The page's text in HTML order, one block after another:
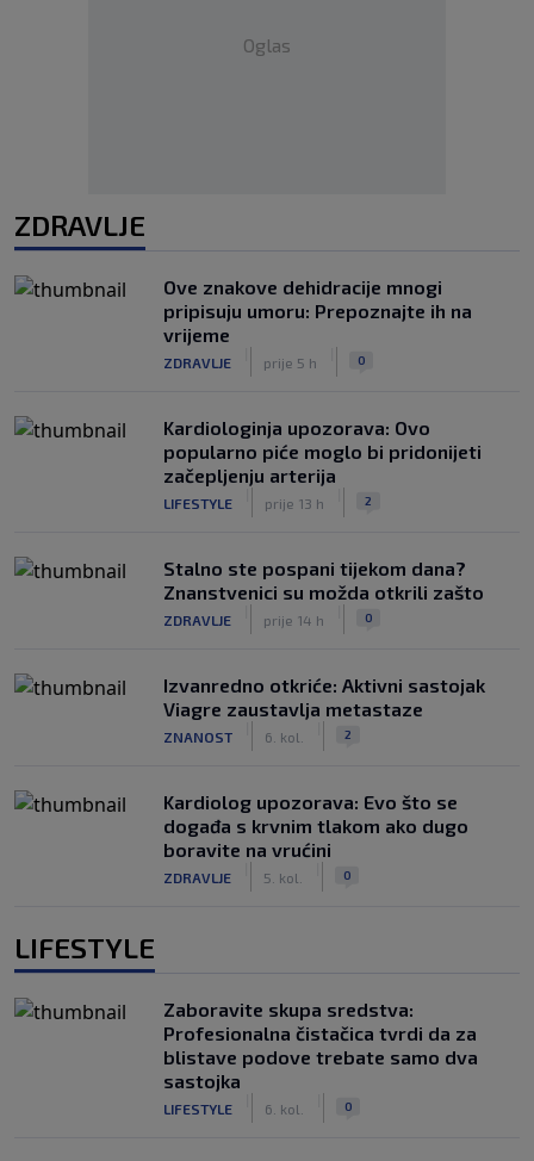
Oglas
ZDRAVLJE
Ove znakove dehidracije mnogi
pripisuju umoru: Prepoznajte ih na
vrijeme
ZDRAVLJE prije 5 h 0
Kardiologinja upozorava: Ovo
popularno piće moglo bi pridonijeti
začepljenju arterija
LIFESTYLE prije 13 h 2
Stalno ste pospani tijekom dana?
Znanstvenici su možda otkrili zašto
ZDRAVLJE prije 14 h 0
Izvanredno otkriće: Aktivni sastojak
Viagre zaustavlja metastaze
ZNANOST 6. kol. 2
Kardiolog upozorava: Evo što se
događa s krvnim tlakom ako dugo
boravite na vrućini
ZDRAVLJE 5. kol. 0
LIFESTYLE
Zaboravite skupa sredstva:
Profesionalna čistačica tvrdi da za
blistave podove trebate samo dva
sastojka
LIFESTYLE 6. kol. 0